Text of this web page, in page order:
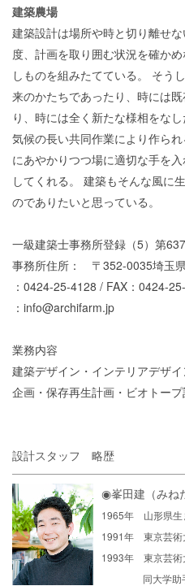
建築農場
建築設計は場所や時と切り離せ
度、計画を取り囲む状況を確か
しものを組みたてている。 そう
来のかたちであったり、時には
り、時には全く新たな様相をな
気候の長い共同作業により作ら
にあやかりつつ場に適切な手を
してくれる。 建築もそんな風に
のでありたいと思っている。
一級建築士事務所登録（5）第
事務所住所： 〒352-0035埼玉
：0424-25-4128 / FAX：0424-
：info@archifarm.jp
業務内容
建築デザイン・インテリアデザイ
企画・保存再生計画・ビオトー
設計スタッフ 略歴
◉峯田建（みね
1965年 山形県生
1991年 東京芸術
1993年 東京芸術
同大学助手（